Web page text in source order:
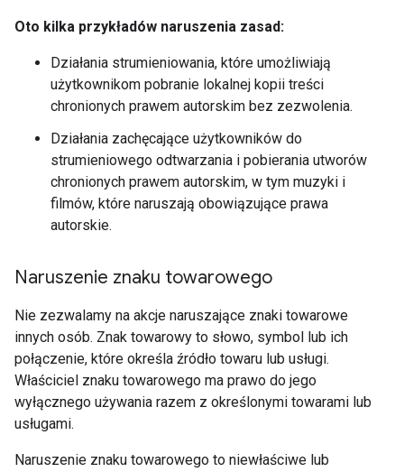
Oto kilka przykładów naruszenia zasad:
Działania strumieniowania, które umożliwiają
użytkownikom pobranie lokalnej kopii treści
chronionych prawem autorskim bez zezwolenia.
Działania zachęcające użytkowników do
strumieniowego odtwarzania i pobierania utworów
chronionych prawem autorskim, w tym muzyki i
filmów, które naruszają obowiązujące prawa
autorskie.
Naruszenie znaku towarowego
Nie zezwalamy na akcje naruszające znaki towarowe
innych osób. Znak towarowy to słowo, symbol lub ich
połączenie, które określa źródło towaru lub usługi.
Właściciel znaku towarowego ma prawo do jego
wyłącznego używania razem z określonymi towarami lub
usługami.
Naruszenie znaku towarowego to niewłaściwe lub